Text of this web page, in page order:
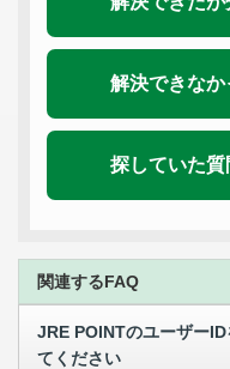
解決できなか
探していた
関連するFAQ
JRE POINTのユーザー
てください